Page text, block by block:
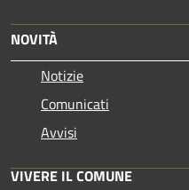
NOVITÀ
Notizie
Comunicati
Avvisi
VIVERE IL COMUNE